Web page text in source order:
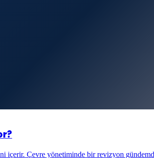
Çevre yönetiminde bir revizyon